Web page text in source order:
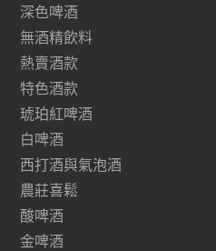
深色啤酒
無酒精飲料
熱賣酒款
特色酒款
琥珀紅啤酒
白啤酒
西打酒與氣泡酒
農莊喜鬆
酸啤酒
金啤酒